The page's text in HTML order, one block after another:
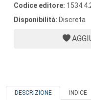
Codice editore:
Disponibilità: Discreta
DESCRIZIONE INDICE